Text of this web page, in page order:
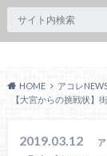
HOME
アコレ
【大宮からの挑戦状】
2019.03.12